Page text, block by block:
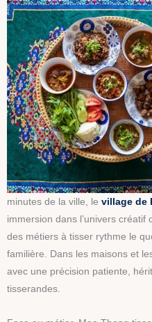
minutes de la ville, le village de
immersion dans l’univers
des métiers à tisser rythme le
familière. Dans les maisons et
avec une précision patiente,
tisserandes.